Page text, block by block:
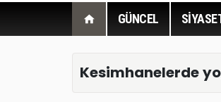
GÜNCEL
Kesimhanelerde